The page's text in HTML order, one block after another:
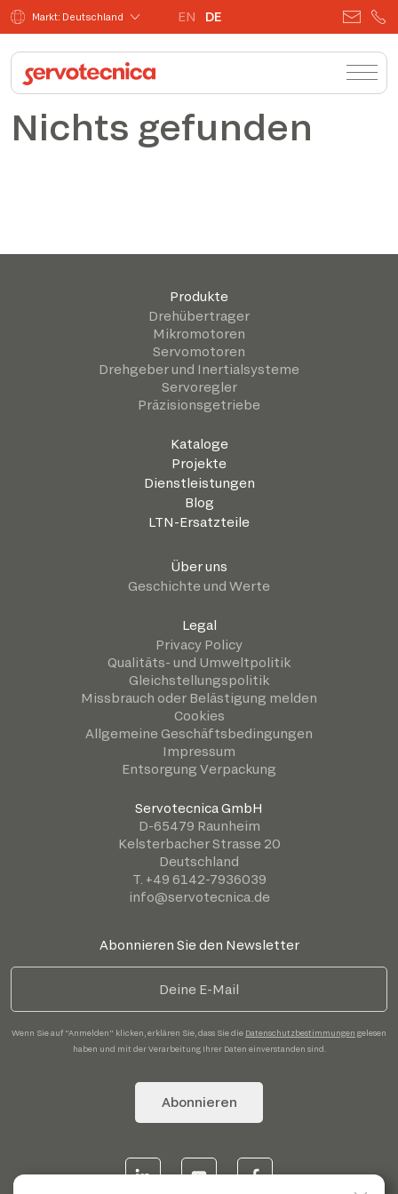
Markt: Deutschland EN DE
Nichts gefunden
Produkte
Drehübertrager
Mikromotoren
Servomotoren
Drehgeber und Inertialsysteme
Servoregler
Präzisionsgetriebe
Kataloge
Projekte
Dienstleistungen
Blog
LTN-Ersatzteile
Über uns
Geschichte und Werte
Legal
Privacy Policy
Qualitäts- und Umweltpolitik
Gleichstellungspolitik
Missbrauch oder Belästigung melden
Cookies
Allgemeine Geschäftsbedingungen
Impressum
Entsorgung Verpackung
Servotecnica GmbH
D-65479 Raunheim
Kelsterbacher Strasse 20
Deutschland
T. +49 6142-7936039
info@servotecnica.de
Abonnieren Sie den Newsletter
Wenn Sie auf "Anmelden" klicken, erklären Sie, dass Sie die Datenschutzbestimmungen gelesen
haben und mit der Verarbeitung Ihrer Daten einverstanden sind.
Abonnieren